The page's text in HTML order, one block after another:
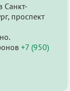
Санкт-
проспект
+7 (950)